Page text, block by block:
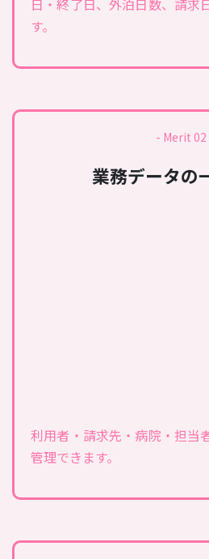
日・終了日、外泊日数、請求
す。
- Merit 02
業務データの
利用者・請求先・病院・担当
管理できます。